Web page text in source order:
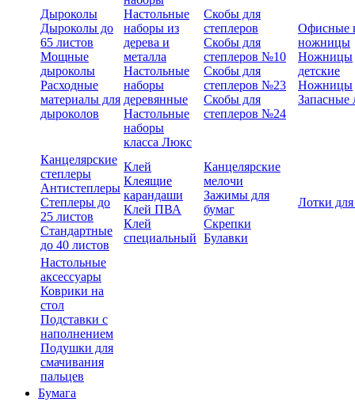
Дыроколы
Дыроколы до
65 листов
Мощные
дыроколы
Расходные
материалы для
дыроколов
Настольные
наборы из
дерева и
металла
Настольные
наборы
деревянные
Настольные
наборы
класса Люкс
Скобы для
степлеров
Скобы для
степлеров №10
Скобы для
степлеров №23
Скобы для
степлеров №24
Офисные
ножницы
Ножницы
детские
Ножницы
Запасные
Канцелярские
степлеры
Антистеплеры
Степлеры до
25 листов
Стандартные
до 40 листов
Клей
Клеящие
карандаши
Клей ПВА
Клей
специальный
Канцелярские
мелочи
Зажимы для
бумаг
Скрепки
Булавки
Лотки
Настольные
аксессуары
Коврики на
стол
Подставки с
наполнением
Подушки для
смачивания
пальцев
Бумага